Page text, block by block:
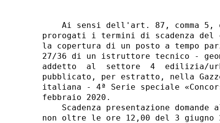
Ai sensi dell'art. 87, comma 5,
prorogati i termini di scadenza del
la copertura di un posto a tempo
27/36 di un istruttore tecnico -
addetto  al  settore  4  edilizia/
pubblicato, per estratto, nella
italiana - 4ª Serie speciale
febbraio 2020.
Scadenza presentazione domande
non oltre le ore 12,00 del 3 giugno